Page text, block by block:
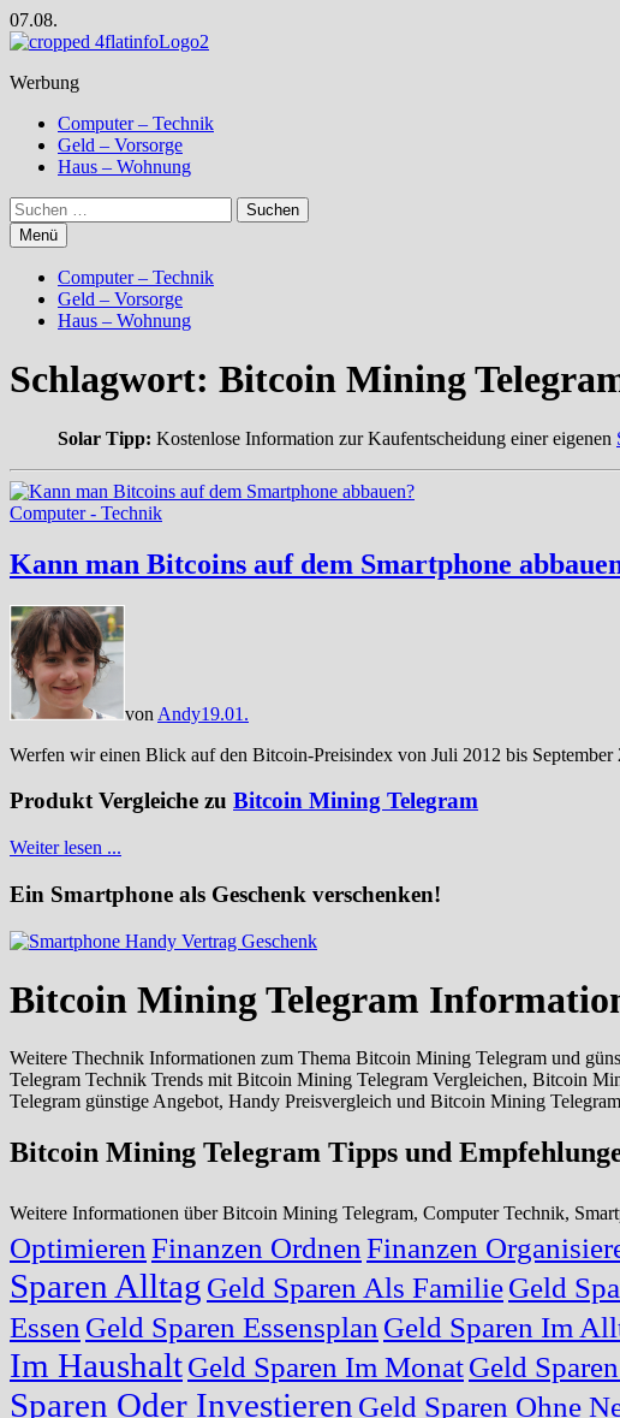
Zum
Inhalt
07.08.
Werbung
Computer – Technik
Geld – Vorsorge
Haus – Wohnung
Suchen
nach:
Menü
Computer – Technik
Geld – Vorsorge
Haus – Wohnung
Schlagwort: Bitcoin Mining
Solar Tipp: Kostenlose Information zur Kaufentscheidung einer eigenen
Computer - Technik
Kann man Bitcoins auf dem Smartphone
von Andy19.01.
Werfen wir einen Blick auf den Bitcoin-Preisindex von Juli 2012 bis
Produkt Vergleiche zu Bitcoin Mining Telegram
Weiter lesen ...
Ein Smartphone als Geschenk verschenken!
Bitcoin Mining Telegram
Weitere Thechnik Informationen zum Thema Bitcoin Mining Telegram und
Telegram Technik Trends mit Bitcoin Mining Telegram Vergleichen, Bitcoin
Telegram günstige Angebot, Handy Preisvergleich und Bitcoin Mining
Bitcoin Mining Telegram Tipps und
Weitere Informationen über Bitcoin Mining Telegram, Computer Technik,
Optimieren Finanzen Ordnen Finanzen
Sparen Alltag Geld Sparen Als FamilieGeld
Essen Geld Sparen Essensplan Geld Sparen Im
Im HaushaltGeld Sparen Im MonatGeld
Sparen Oder Investieren Geld Sparen Ohne